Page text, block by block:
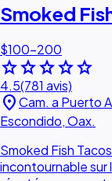
Smoked
$100–200
starstarstarstarstar
4.5(781 avis)
location_onCam. a Puerto
Escondido, Oax.
Smoked Fish
incontournable sur